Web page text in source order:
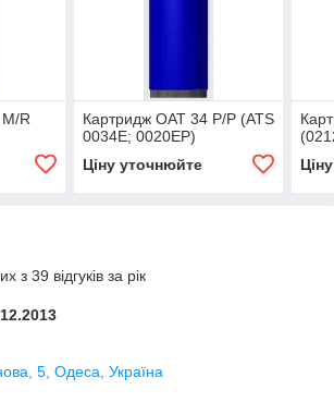
R
Картридж OAT 34 P/P (ATS
0034E; 0020EP)
Ціну уточнюйте
з 39 відгуків за рік
5, Одеса, Україна